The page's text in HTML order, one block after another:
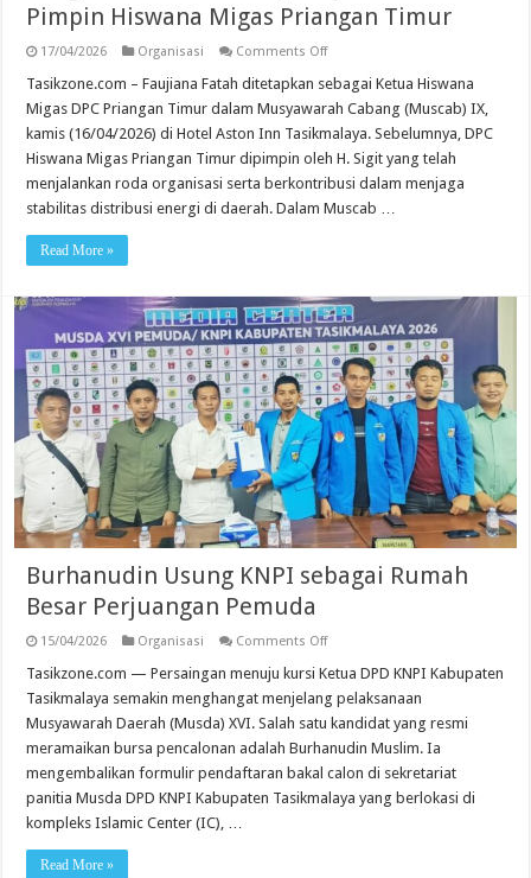
Pimpin Hiswana Migas Priangan Timur
17/04/2026 Organisasi Comments Offon
Estafet
Beralih,
Faujiana
Fatah
Pimpin
Hiswana
Migas
Priangan
Timur
Tasikzone.com – Faujiana Fatah ditetapkan sebagai Ketua Hiswana
Migas DPC Priangan Timur dalam Musyawarah Cabang (Muscab) IX,
kamis (16/04/2026) di Hotel Aston Inn Tasikmalaya. Sebelumnya, DPC
Hiswana Migas Priangan Timur dipimpin oleh H. Sigit yang telah
menjalankan roda organisasi serta berkontribusi dalam menjaga
stabilitas distribusi energi di daerah. Dalam Muscab …
Read More »
Burhanudin Usung KNPI sebagai Rumah
Besar Perjuangan Pemuda
15/04/2026 Organisasi Comments Offon
Usung
sebagai
Rumah
Besar
Perjuangan
Pemuda
Tasikzone.com — Persaingan menuju kursi Ketua DPD KNPI Kabupaten
Tasikmalaya semakin menghangat menjelang pelaksanaan
Musyawarah Daerah (Musda) XVI. Salah satu kandidat yang resmi
meramaikan bursa pencalonan adalah Burhanudin Muslim. Ia
mengembalikan formulir pendaftaran bakal calon di sekretariat
panitia Musda DPD KNPI Kabupaten Tasikmalaya yang berlokasi di
kompleks Islamic Center (IC), …
Read More »